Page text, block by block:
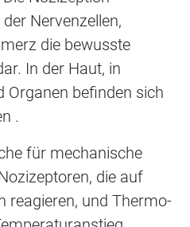
Nervenzellen,
die bewusste
In der Haut, in
Organen befinden sich
.
für mechanische
die auf
reagieren, und Thermo-